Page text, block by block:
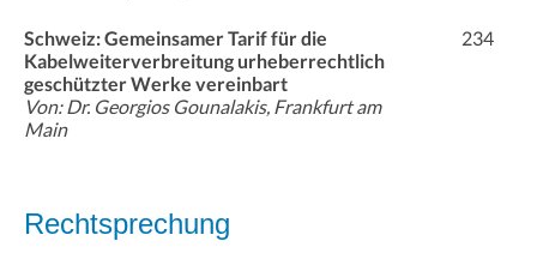
Schweiz: Gemeinsamer Tarif für die
Kabelweiterverbreitung urheberrechtlich
geschützter Werke vereinbart
Von: Dr. Georgios Gounalakis, Frankfurt am
Main
234
Rechtsprechung